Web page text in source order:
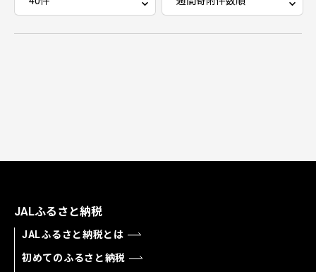
JALふるさと納税
JALふるさと納税とは
初めてのふるさと納税